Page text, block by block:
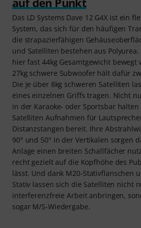
Das LD Systems Dave 12 G4X ist ein
System, das sich für den häufigen
die strapazierfähigen
und Satelliten bestehen aus
hier fast 44kg Gesamtgewicht bewegt
27kg schwere Subwoofer hält dafür
Die je über 8kg schweren Satelliten
eines einzelnen Griffs tragen. Nicht
in der Karaoke- oder Sportsbar
Satelliten Aufnahmen für
Distanzstangen bereit. Ihre
90° und 50° in der Vertikalen sorgen
Anlage einen breiten Schallfächer
recht gezielt auf die Kopfhöhe des
lässt. Und dank M20-Stativflanschen
Stativ lassen sich die Satelliten nicht
interferenzfreie Arbeit anbringen,
sogar M/S-Wiedergabe.